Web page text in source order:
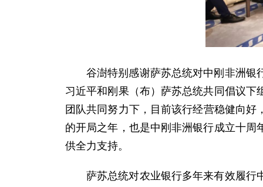
谷澍特别感谢萨苏总统对中刚非洲银
习近平和刚果（布）萨苏总统共同倡议
团队共同努力下，目前该行经营稳健向
的开局之年，也是中刚非洲银行成立十
供全力支持。
萨苏总统对农业银行多年来有效履行